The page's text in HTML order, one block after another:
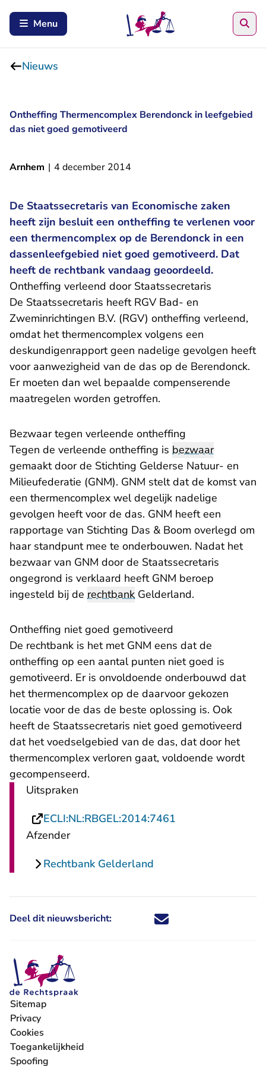
Menu
Nieuws
Ontheffing Thermencomplex Berendonck in leefgebied
das niet goed gemotiveerd
Arnhem | 4 december 2014
De Staatssecretaris van Economische zaken
heeft zijn besluit een ontheffing te verlenen voor
een thermencomplex op de Berendonck in een
dassenleefgebied niet goed gemotiveerd. Dat
heeft de rechtbank vandaag geoordeeld.
Ontheffing verleend door Staatssecretaris
De Staatssecretaris heeft RGV Bad- en
Zweminrichtingen B.V. (RGV) ontheffing verleend,
omdat het thermencomplex volgens een
deskundigenrapport geen nadelige gevolgen heeft
voor aanwezigheid van de das op de Berendonck.
Er moeten dan wel bepaalde compenserende
maatregelen worden getroffen.
Bezwaar tegen verleende ontheffing
Tegen de verleende ontheffing is bezwaar
gemaakt door de Stichting Gelderse Natuur- en
Milieufederatie (GNM). GNM stelt dat de komst van
een thermencomplex wel degelijk nadelige
gevolgen heeft voor de das. GNM heeft een
rapportage van Stichting Das & Boom overlegd om
haar standpunt mee te onderbouwen. Nadat het
bezwaar van GNM door de Staatssecretaris
ongegrond is verklaard heeft GNM beroep
ingesteld bij de rechtbank Gelderland.
Ontheffing niet goed gemotiveerd
De rechtbank is het met GNM eens dat de
ontheffing op een aantal punten niet goed is
gemotiveerd. Er is onvoldoende onderbouwd dat
het thermencomplex op de daarvoor gekozen
locatie voor de das de beste oplossing is. Ook
heeft de Staatssecretaris niet goed gemotiveerd
dat het voedselgebied van de das, dat door het
thermencomplex verloren gaat, voldoende wordt
gecompenseerd.
Uitspraken
ECLI:NL:RBGEL:2014:7461
Afzender
Rechtbank Gelderland
Deel dit nieuwsbericht: Deel dit nieuwsbericht via X -
Deel dit nieuwsbericht via
Deel dit nieuwsbericht
Deel dit
Sitemap
Privacy
Cookies
Toegankelijkheid
Spoofing